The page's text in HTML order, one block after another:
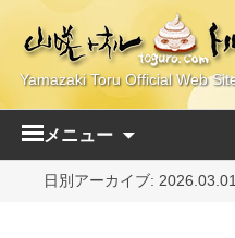
Yamazaki Toru Official Web
メニュー
テ
日別アーカイブ: